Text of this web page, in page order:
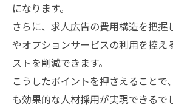
になります。
さらに、求人広告の費用構造を把握
やオプションサービスの利用を控え
ストを削減できます。
こうしたポイントを押さえることで
も効果的な人材採用が実現できるで